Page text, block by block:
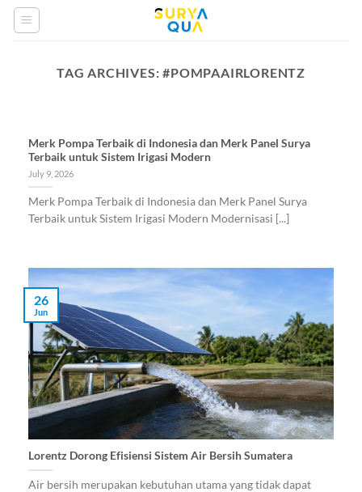
Skip
TAG ARCHIVES:#POMPAAIRLORENTZ
Merk Pompa Terbaik di Indonesia dan Merk Panel Surya
Terbaik untuk Sistem Irigasi Modern
July 9, 2026
Merk Pompa Terbaik di Indonesia dan Merk Panel Surya
Terbaik untuk Sistem Irigasi Modern Modernisasi [...]
Lorentz Dorong Efisiensi Sistem Air Bersih Sumatera
Air bersih merupakan kebutuhan utama yang tidak dapat
26
Jun